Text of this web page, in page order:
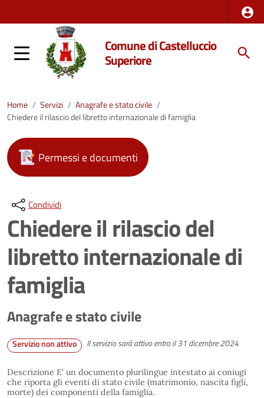
Comune di Castelluccio
Superiore
Home / Servizi / Anagrafe e stato civile /
Chiedere il rilascio del libretto internazionale di famiglia
Permessi e documenti
Condividi
Chiedere il rilascio del
libretto internazionale di
famiglia
Anagrafe e stato civile
Servizio non attivo Il servizio sarà attivo entro il 31 dicembre 2024
Descrizione E' un documento plurilingue intestato ai coniugi
che riporta gli eventi di stato civile (matrimonio, nascita figli,
morte) dei componenti della famiglia.